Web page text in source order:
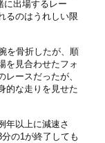
に出場するレー
るのはうれしい限
を骨折したが、順
を見合わせたフォ
ースだったが、
的な走りを見せた
年以上に減速さ
の1が終了しても